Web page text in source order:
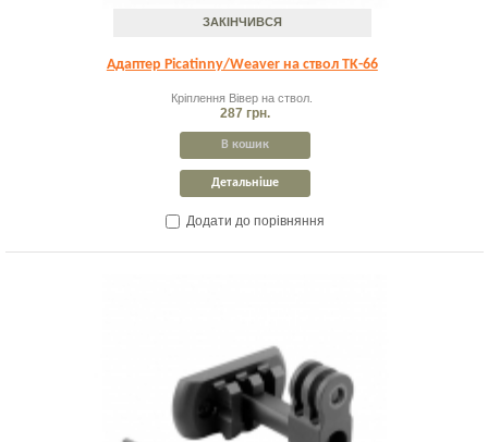
ЗАКІНЧИВСЯ
Адаптер Picatinny/Weaver на ствол TK-66
Кріплення Вівер на ствол.
287 грн.
В кошик
Детальніше
Додати до порівняння